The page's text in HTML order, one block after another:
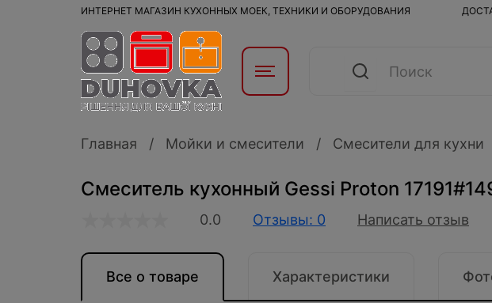
ИНТЕРНЕТ МАГАЗИН КУХОННЫХ МОЕК, ТЕХНИКИ И ОБОРУДОВАНИЯ
Главная Мойки и смесители Смесители для кухни
Смеситель кухонный Gessi Proton
0.0 Отзывы: 0 Написать отзыв
Все о товаре Характеристики